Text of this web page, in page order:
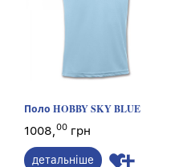
Поло HOBBY SKY BLUE
1008,00 грн
детальніше